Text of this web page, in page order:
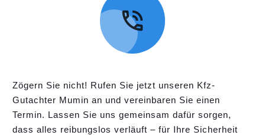
Zögern Sie nicht! Rufen Sie jetzt unseren Kfz-
Gutachter Mumin an und vereinbaren Sie einen
Termin. Lassen Sie uns gemeinsam dafür sorgen,
dass alles reibungslos verläuft – für Ihre Sicherheit